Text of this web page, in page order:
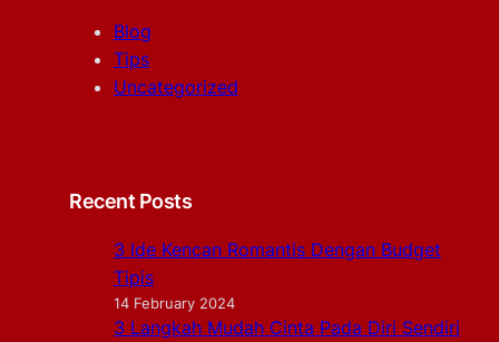
Blog
Tips
Uncategorized
Recent Posts
3 Ide Kencan Romantis Dengan Budget
Tipis
14 February 2024
3 Langkah Mudah Cinta Pada Diri Sendiri